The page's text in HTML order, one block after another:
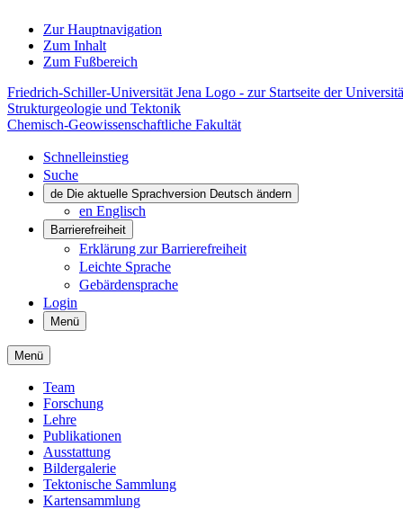
Zur Hauptnavigation
Zum Inhalt
Zum Fußbereich
Friedrich-Schiller-Universität Jena Logo - zur Startseite der
Strukturgeologie und Tektonik
Chemisch-Geowissenschaftliche Fakultät
Schnelleinstieg
Suche
de Die aktuelle Sprachversion Deutsch ändern
en Englisch
Barrierefreiheit
Erklärung zur Barrierefreiheit
Leichte Sprache
Gebärdensprache
Login
Menü
Menü
Team
Forschung
Lehre
Publikationen
Ausstattung
Bildergalerie
Tektonische Sammlung
Kartensammlung